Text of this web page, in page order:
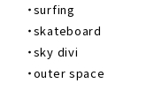
・surfing
・skateboard
・sky divi
・outer space